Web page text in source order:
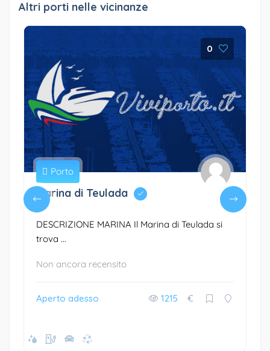
Altri porti nelle vicinanze
0
Porto
Marina di Teulada
DESCRIZIONE MARINA Il Marina di Teulada si
trova ...
Non ancora recensito
Aperto adesso 1215 €